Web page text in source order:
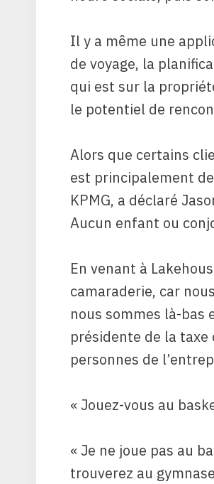
Il y a même une
de voyage, la
qui est sur la
le potentiel de
Alors que certains
est principalement
KPMG, a déclaré
Aucun enfant ou
En venant à
camaraderie, car
nous sommes là-bas
présidente de la
personnes de
« Jouez-vous au
« Je ne joue pas au
trouverez au